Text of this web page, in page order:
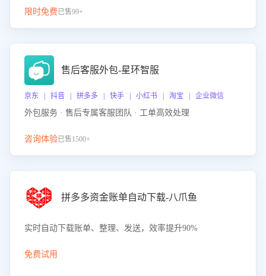
限时免费已售99+
售后客服外包-星环智服
京东 | 抖音 | 拼多多 | 快手 | 小红书 | 淘宝 | 企业微信
外包服务 · 售后专属客服团队 · 工单高效处理
咨询体验已售1500+
拼多多资金账单自动下载-八爪鱼
实时自动下载账单、整理、发送，效率提升90%
免费试用